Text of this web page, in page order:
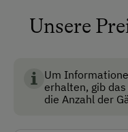
Bus
Zug
Unsere
Um
erhalten, gib
die Anzahl der